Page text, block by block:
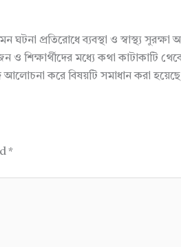
ঘটনা প্রতিরোধে ব্যবস্থা ও স্বাস্থ্য
ও শিক্ষার্থীদের মধ্যে কথা কাটাকাটি
করে বিষয়টি সমাধান করা হয়েছে
*